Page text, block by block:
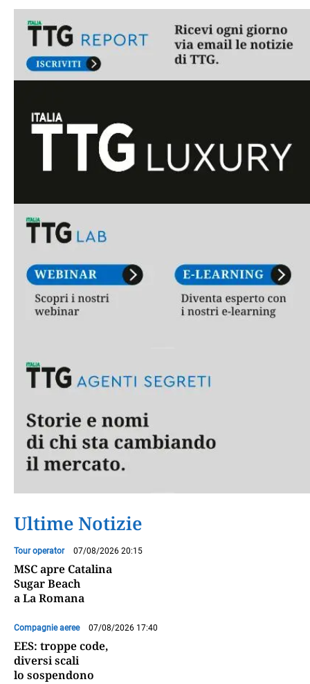
Ultime Notizie
Tour operator 07/08/2026 20:15
MSC apre Catalina
Sugar Beach
a La Romana
Compagnie aeree 07/08/2026 17:40
EES: troppe code,
diversi scali
lo sospendono